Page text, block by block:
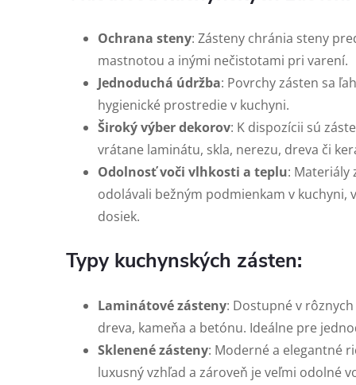
Ochrana steny: Zásteny chránia steny
mastnotou a inými nečistotami pri varení.
Jednoduchá údržba: Povrchy zásten sa
hygienické prostredie v kuchyni.
Široký výber dekorov: K dispozícii sú
vrátane laminátu, skla, nerezu, dreva či
Odolnosť voči vlhkosti a teplu: Materiály
odolávali bežným podmienkam v kuchyni,
dosiek.
Typy kuchynských zásten:
Laminátové zásteny: Dostupné v
dreva, kameňa a betónu. Ideálne pre
Sklenené zásteny: Moderné a elegantné
luxusný vzhľad a zároveň je veľmi odolné